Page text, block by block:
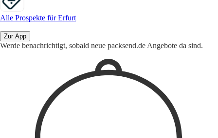
Alle Prospekte für Erfurt
Zur App
Werde benachrichtigt, sobald neue packsend.de Angebote da sind.